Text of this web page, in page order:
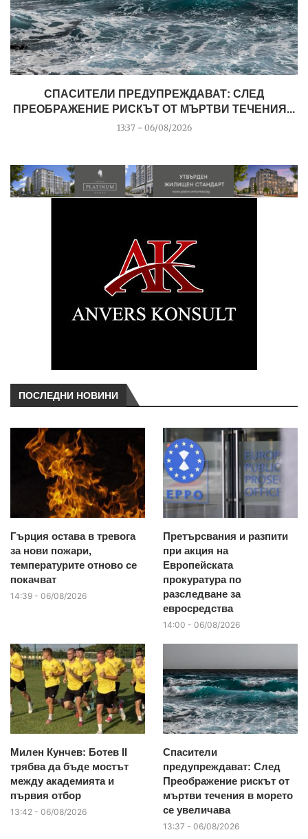
СПАСИТЕЛИ ПРЕДУПРЕЖДАВАТ: СЛЕД
ПРЕОБРАЖЕНИЕ РИСКЪТ ОТ МЪРТВИ ТЕЧЕНИЯ...
13:37 - 06/08/2026
ПОСЛЕДНИ НОВИНИ
Гърция остава в тревога
за нови пожари,
температурите отново се
покачват
14:39 - 06/08/2026
Претърсвания и разпити
при акция на
Европейската
прокуратура по
разследване за
евросредства
14:00 - 06/08/2026
Милен Кунчев: Ботев II
трябва да бъде мостът
между академията и
първия отбор
13:42 - 06/08/2026
Спасители
предупреждават: След
Преображение рискът от
мъртви течения в морето
се увеличава
13:37 - 06/08/2026